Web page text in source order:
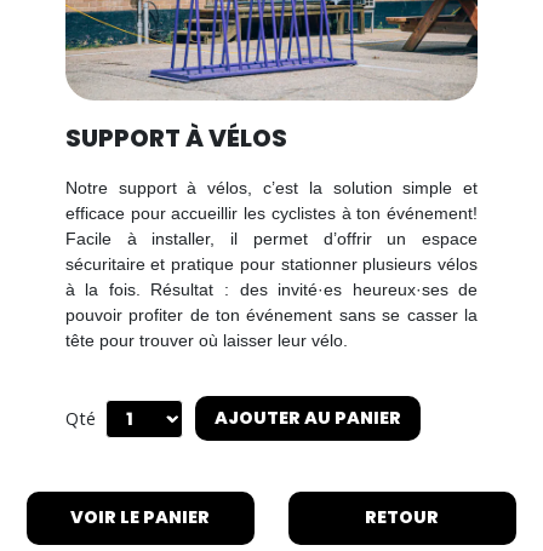
SUPPORT À VÉLOS
Notre support à vélos, c’est la solution simple et
efficace pour accueillir les cyclistes à ton événement!
Facile à installer, il permet d’offrir un espace
sécuritaire et pratique pour stationner plusieurs vélos
à la fois. Résultat : des invité·es heureux·ses de
pouvoir profiter de ton événement sans se casser la
tête pour trouver où laisser leur vélo.
Qté AJOUTER AU PANIER
VOIR LE PANIER RETOUR